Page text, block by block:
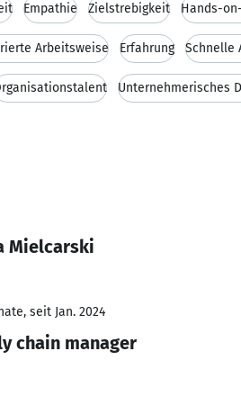
Empathie Zielstrebigkeit Hands-
Arbeitsweise Erfahrung Schnelle
Unternehmerisches
Mielcarski
seit Jan. 2024
chain manager